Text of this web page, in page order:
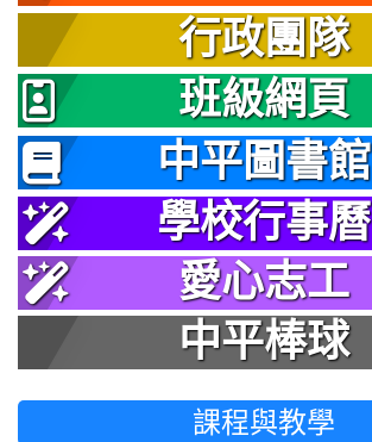
行政團隊
班級網頁
中平圖書館
學校行事曆
愛心志工
中平棒球
課程與教學